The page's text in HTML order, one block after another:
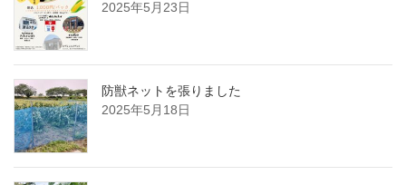
2025年5月23日
防獣ネットを張りました
2025年5月18日